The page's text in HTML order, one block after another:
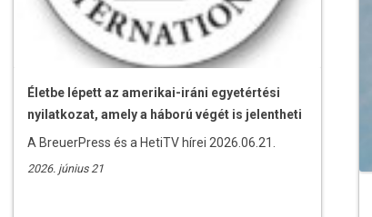
Életbe lépett az amerikai-iráni egyetértési
nyilatkozat, amely a háború végét is jelentheti
A BreuerPress és a HetiTV hírei 2026.06.21.
2026. június 21